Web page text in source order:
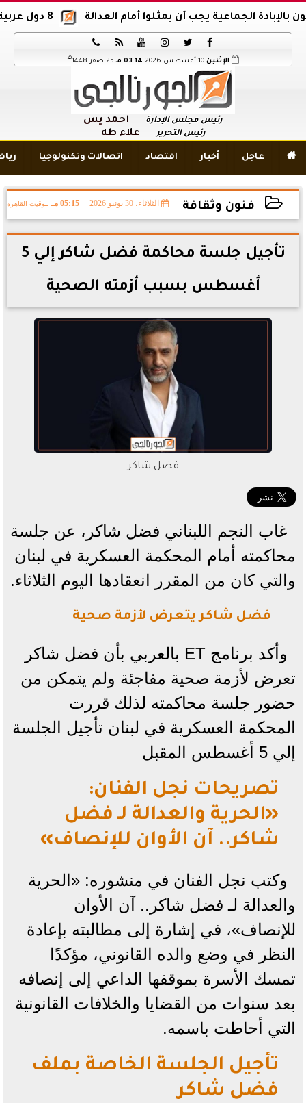
8 دول عربية وإسلامية تدين اقتحام المسجد الأقصى الجماعية يجب أن يمثلوا أمام العدالة






الإثنين 03:14 مـ 25 صفر 1448 هـ
رئيس مجلس الإدارة أحمد يس
رئيس التحرير علاء طه
 عاجل أخبار اقتصاد اتصالات وتكنولوجيا
فنون وثقافة الثلاثاء، 30 يونيو 2026 05:15 مـ بتوقيت القاهرة
2026-06-30 17:15:28
تأجيل جلسة محاكمة فضل شاكر إلي 5
أغسطس بسبب أزمته الصحية
فضل شاكر
غاب النجم اللبناني فضل شاكر، عن جلسة
محاكمته أمام المحكمة العسكرية في لبنان
والتي كان من المقرر انعقادها اليوم الثلاثاء.
فضل شاكر يتعرض لأزمة صحية
وأكد برنامج ET بالعربي بأن فضل شاكر
تعرض لأزمة صحية مفاجئة ولم يتمكن من
حضور جلسة محاكمته لذلك قررت
المحكمة العسكرية في لبنان تأجيل الجلسة
إلي 5 أغسطس المقبل
تصريحات نجل الفنان:
«الحرية والعدالة لـ فضل
شاكر.. آن الأوان للإنصاف»
وكتب نجل الفنان في منشوره: «الحرية
والعدالة لـ فضل شاكر.. آن الأوان
للإنصاف»، في إشارة إلى مطالبته بإعادة
النظر في وضع والده القانوني، مؤكدًا
تمسك الأسرة بموقفها الداعي إلى إنصافه
بعد سنوات من القضايا والخلافات القانونية
التي أحاطت باسمه.
تأجيل الجلسة الخاصة بملف
فضل شاكر